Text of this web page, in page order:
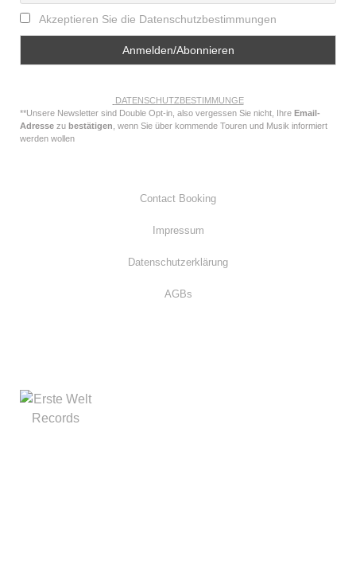
Akzeptieren Sie die Datenschutzbestimmungen
DATENSCHUTZBESTIMMUNGE
**Unsere Newsletter sind Double Opt-in, also vergessen Sie nicht, Ihre Email-
Adresse zu bestätigen , wenn Sie über kommende Touren und Musik informiert
werden wollen
Contact Booking
Impressum
Datenschutzerklärung
AGBs